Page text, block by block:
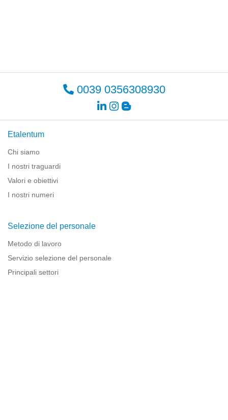
0039 0356308930
Etalentum
Chi siamo
I nostri traguardi
Valori e obiettivi
I nostri numeri
Selezione del personale
Metodo di lavoro
Servizio selezione del personale
Principali settori